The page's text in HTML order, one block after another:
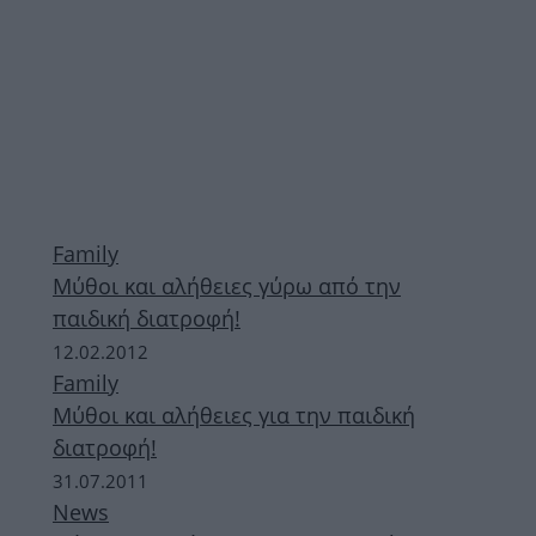
Family
Μύθοι και αλήθειες γύρω από την
παιδική διατροφή!
12.02.2012
Family
Μύθοι και αλήθειες για την παιδική
διατροφή!
31.07.2011
News